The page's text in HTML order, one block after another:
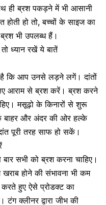
ही ब्रश पकड़ने में भी आसानी
होती हो तो, बच्चों के साइज का
भी उपलब्ध हैं।
ध्यान रखें ये बातें
है कि आप उनसे लड़ने लगें। दांतों
आराम से ब्रश करें। ब्रश करने
मसूढ़ो के किनारों से शुरू
बाहर और अंदर की ओर हल्के
पूरी तरह साफ हो सकें।
सभी को ब्रश करना चाहिए ।
होने की संभावना भी कम
हुए ऐसे प्रोडक्ट का
क्लीनर द्वारा जीभ की